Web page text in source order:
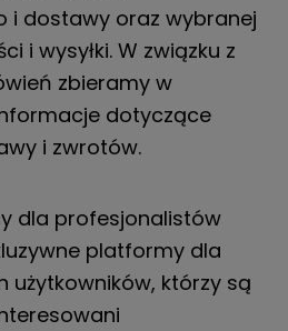
i dostawy oraz wybranej
i wysyłki. W związku z
zbieramy w
dotyczące
i zwrotów.
dla profesjonalistów
platformy dla
użytkowników, którzy są